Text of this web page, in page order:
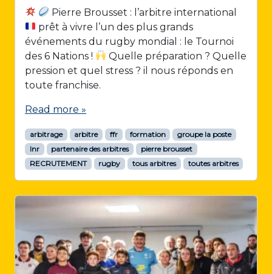
Pierre Brousset : l’arbitre international
prêt à vivre l’un des plus grands
événements du rugby mondial : le Tournoi
des 6 Nations !
Quelle préparation ? Quelle
pression et quel stress ? il nous réponds en
toute franchise.
Read more »
arbitrage arbitre ffr formation
groupe la poste
lnr
partenaire des arbitres
pierre brousset
RECRUTEMENT
rugby tous arbitres toutes arbitres